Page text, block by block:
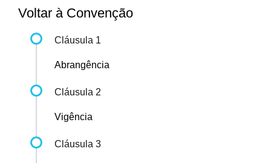
Voltar à Convenção
Cláusula 1
Abrangência
Cláusula 2
Vigência
Cláusula 3